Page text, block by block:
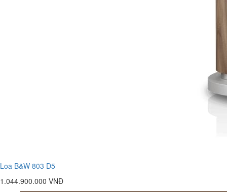
Loa B&W 803 D5
1.044.900.000 VNĐ